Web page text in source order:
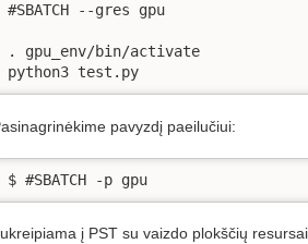
#SBATCH --gres gpu
. gpu_env/bin/activate
python3 test.py
pavyzdį paeilučiui:
$ #SBATCH -p gpu
į PST su vaizdo plokščių